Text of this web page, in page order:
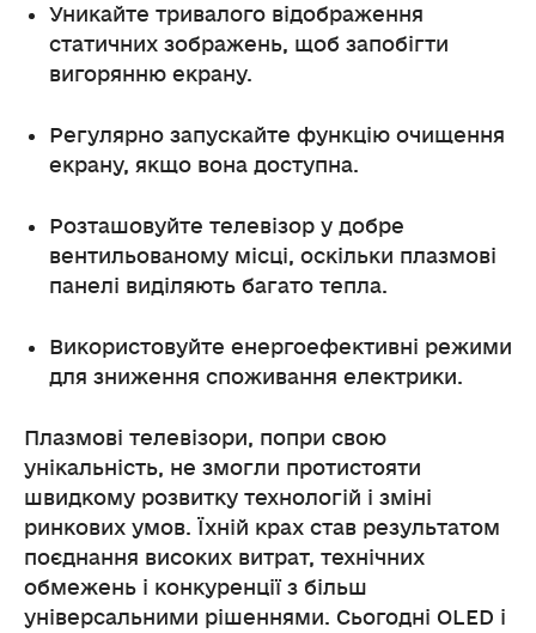
Уникайте тривалого відображення
статичних зображень, щоб запобігти
вигорянню екрану.
Регулярно запускайте функцію очищення
екрану, якщо вона доступна.
Розташовуйте телевізор у добре
вентильованому місці, оскільки плазмові
панелі виділяють багато тепла.
Використовуйте енергоефективні режими
для зниження споживання електрики.
Плазмові телевізори, попри свою
унікальність, не змогли протистояти
швидкому розвитку технологій і зміні
ринкових умов. Їхній крах став результатом
поєднання високих витрат, технічних
обмежень і конкуренції з більш
універсальними рішеннями. Сьогодні OLED і